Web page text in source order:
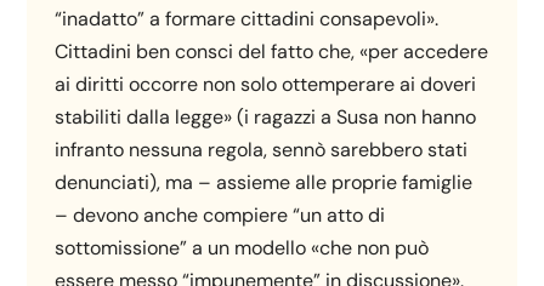
“inadatto” a formare cittadini consapevoli».
Cittadini ben consci del fatto che, «per accedere
ai diritti occorre non solo ottemperare ai doveri
stabiliti dalla legge» (i ragazzi a Susa non hanno
infranto nessuna regola, sennò sarebbero stati
denunciati), ma – assieme alle proprie famiglie
– devono anche compiere “un atto di
sottomissione” a un modello «che non può
essere messo “impunemente” in discussione».